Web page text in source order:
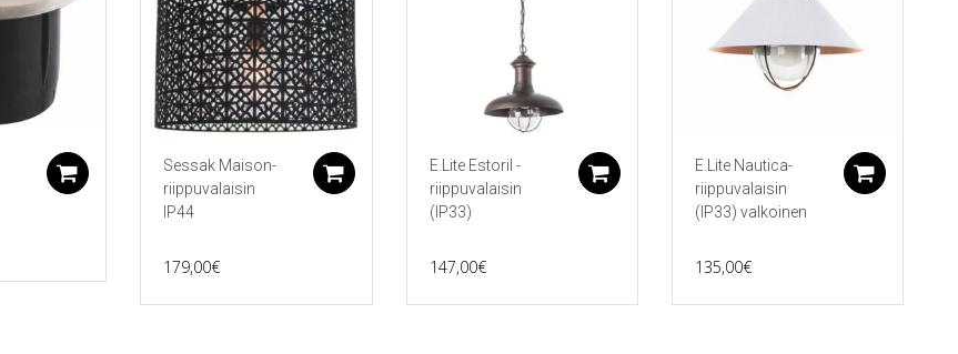
Lisää ostoskoriin
Sessak Maison-
riippuvalaisin
IP44
179,00€
Lisää ostoskoriin
E.Lite Estoril -
riippuvalaisin
(IP33)
147,00€
Lisää ostoskoriin
E.Lite Nautica-
riippuvalaisin
(IP33) valkoinen
135,00€